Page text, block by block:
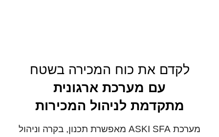
לקדם את כוח המכירה בשטח
עם מערכת ארגונית
מתקדמת לניהול המכירות
מערכת ASKI SFA מאפשרת תכנון, בקרה וניהול